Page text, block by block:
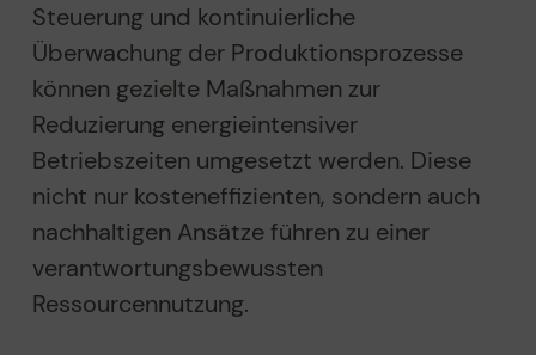
Steuerung und kontinuierliche
Überwachung der Produktionsprozesse
können gezielte Maßnahmen zur
Reduzierung energieintensiver
Betriebszeiten umgesetzt werden. Diese
nicht nur kosteneffizienten, sondern auch
nachhaltigen Ansätze führen zu einer
verantwortungsbewussten
Ressourcennutzung.